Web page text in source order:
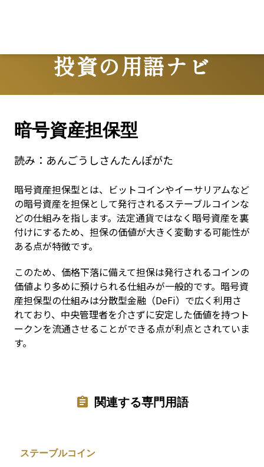
投資の用語ナビ
Terms
暗号資産担保型
読み： あんごうしさんたんぽがた
暗号資産担保型とは、ビットコインやイーサリアムなど
の暗号資産を担保として発行されるステーブルコインな
どの仕組みを指します。法定通貨ではなく暗号資産を裏
付けにするため、担保の価値が大きく変動する可能性が
ある点が特徴です。
このため、価格下落に備えて担保は発行されるコインの
価値より多めに預けられる仕組みが一般的です。暗号資
産担保型の仕組みは分散型金融（DeFi）で広く利用さ
れており、中央管理者を介さずに安定した価値を持つト
ークンを流通させることができる点が利点とされていま
す。
関連する専門用語
ステーブルコイン